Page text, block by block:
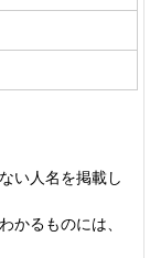
い人名を掲載し
かるものには、